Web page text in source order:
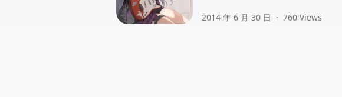
2014 年 6 月 30 日 · 760 Views